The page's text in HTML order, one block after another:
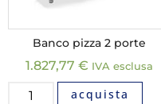
Banco pizza 2 porte
1.827,77 € IVA esclusa
acquista